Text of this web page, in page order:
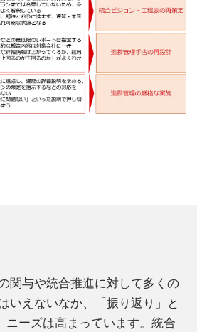
関与や統合推進に対して多くの
いえないなか、「振り返り」と
ニーズは高まっています。統合